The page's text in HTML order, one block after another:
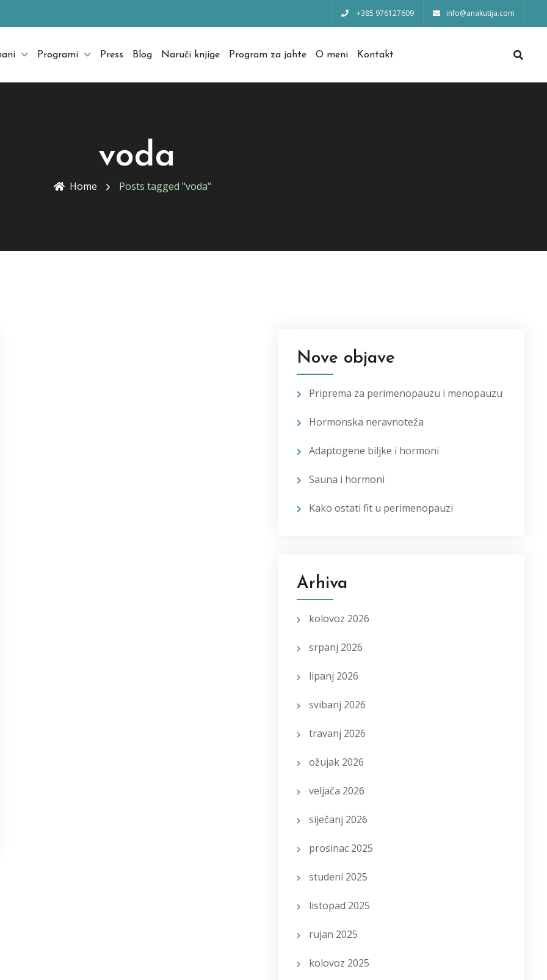
+385 976127609 info@anakutija.com
Programi Press Blog Naruči knjige Program za jahte O meni Kontakt
voda
Home Posts tagged "voda"
Nove objave
Priprema za perimenopauzu i menopauzu
Hormonska neravnoteža
Adaptogene biljke i hormoni
Sauna i hormoni
Kako ostati fit u perimenopauzi
Arhiva
kolovoz 2026
srpanj 2026
lipanj 2026
svibanj 2026
travanj 2026
ožujak 2026
veljača 2026
siječanj 2026
prosinac 2025
studeni 2025
listopad 2025
rujan 2025
kolovoz 2025